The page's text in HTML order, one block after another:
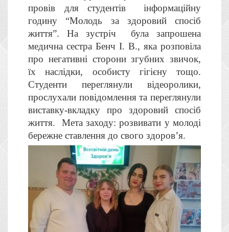
провів для студентів інформаційну
годину “Молодь за здоровий спосіб
життя”. На зустріч була запрошена
медична сестра Бенч І. В., яка розповіла
про негативні сторони згубних звичок,
їх наслідки, особисту гігієну тощо.
Студенти переглянули відеоролики,
прослухали повідомлення та переглянули
виставку-вкладку про здоровий спосіб
життя. Мета заходу: розвивати у молоді
бережне ставлення до свого здоров’я.